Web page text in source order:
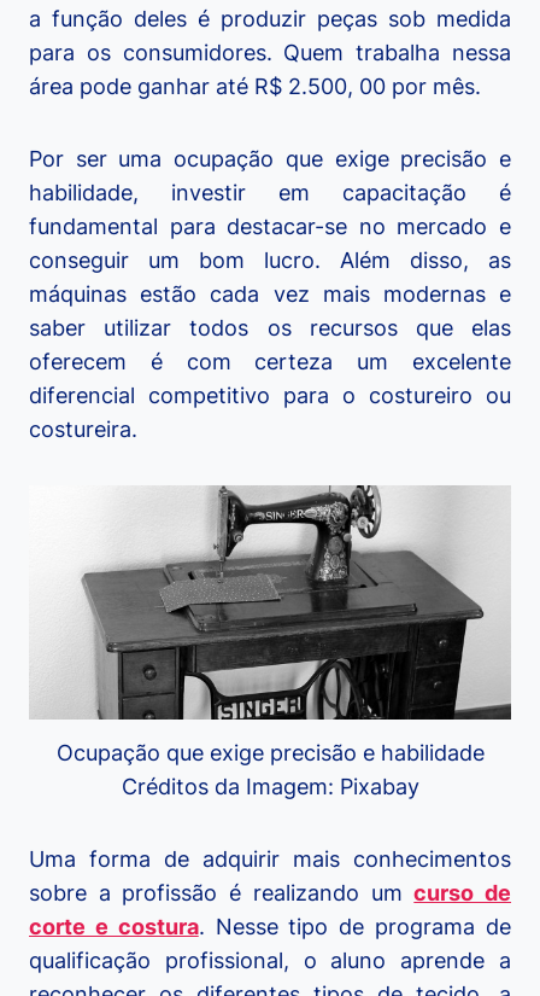
a função deles é produzir peças sob medida
para os consumidores. Quem trabalha nessa
área pode ganhar até R$ 2.500, 00 por mês.
Por ser uma ocupação que exige precisão e
habilidade, investir em capacitação é
fundamental para destacar-se no mercado e
conseguir um bom lucro. Além disso, as
máquinas estão cada vez mais modernas e
saber utilizar todos os recursos que elas
oferecem é com certeza um excelente
diferencial competitivo para o costureiro ou
costureira.
Ocupação que exige precisão e habilidade
Créditos da Imagem: Pixabay
Uma forma de adquirir mais conhecimentos
sobre a profissão é realizando umcurso de
corte e costura. Nesse tipo de programa de
qualificação profissional, o aluno aprende a